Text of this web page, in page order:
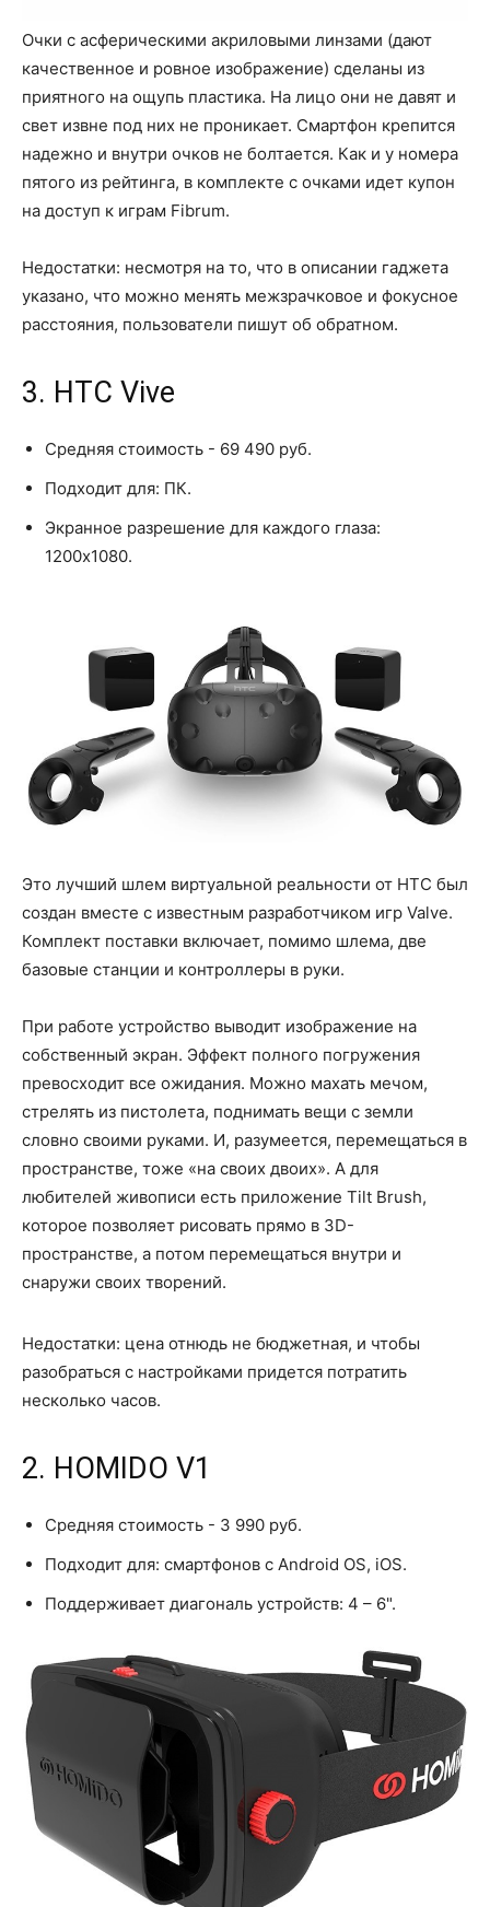
Очки с асферическими акриловыми линзами (дают
качественное и ровное изображение) сделаны из
приятного на ощупь пластика. На лицо они не давят и
свет извне под них не проникает. Смартфон крепится
надежно и внутри очков не болтается. Как и у номера
пятого из рейтинга, в комплекте с очками идет купон
на доступ к играм Fibrum.
Недостатки: несмотря на то, что в описании гаджета
указано, что можно менять межзрачковое и фокусное
расстояния, пользователи пишут об обратном.
3. HTC Vive
Средняя стоимость - 69 490 руб.
Подходит для: ПК.
Экранное разрешение для каждого глаза:
1200x1080.
Это лучший шлем виртуальной реальности от HTC был
создан вместе с известным разработчиком игр Valve.
Комплект поставки включает, помимо шлема, две
базовые станции и контроллеры в руки.
При работе устройство выводит изображение на
собственный экран. Эффект полного погружения
превосходит все ожидания. Можно махать мечом,
стрелять из пистолета, поднимать вещи с земли
словно своими руками. И, разумеется, перемещаться в
пространстве, тоже «на своих двоих». А для
любителей живописи есть приложение Tilt Brush,
которое позволяет рисовать прямо в 3D-
пространстве, а потом перемещаться внутри и
снаружи своих творений.
Недостатки: цена отнюдь не бюджетная, и чтобы
разобраться с настройками придется потратить
несколько часов.
2. HOMIDO V1
Средняя стоимость - 3 990 руб.
Подходит для: смартфонов с Android OS, iOS.
Поддерживает диагональ устройств: 4 – 6".